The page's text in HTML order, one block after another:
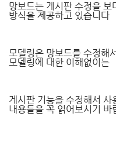
망보드는 게시판 수정을
방식을 제공하고 있습니다
모델링은 망보드를 수정해
모델링에 대한 이해없이는
게시판 기능을 수정해서 사
내용들을 꼭 읽어보시기 바